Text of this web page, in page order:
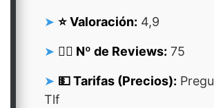
⭐ Valoración: 4,9
👍🏻 Nº de Reviews: 75
💵 Tarifas (Precios):
Tlf